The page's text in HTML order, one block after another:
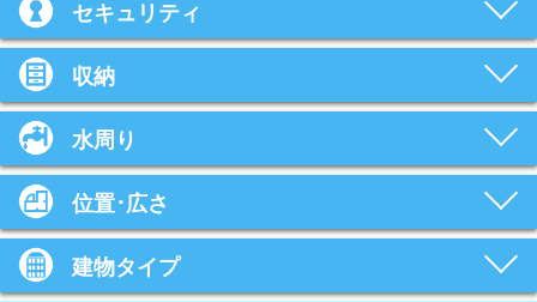
セキュリティ
収納
水周り
位置･広さ
建物タイプ